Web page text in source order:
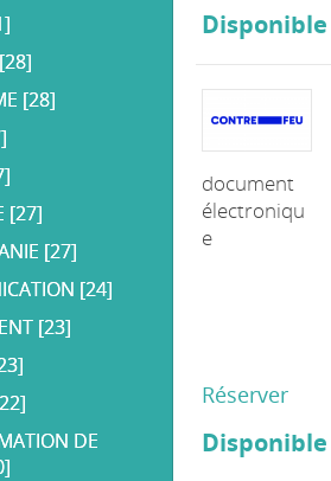
Disponible
document
électroniqu
e
Réserver
Disponible
[28]
[28]
[27]
[27]
[24]
[23]
DE